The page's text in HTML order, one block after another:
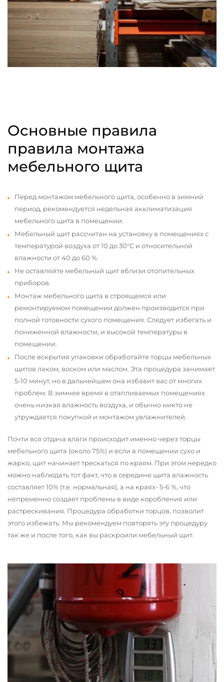
Основные правила
правила монтажа
мебельного щита
Перед монтажом мебельного щита, особенно в зимний
период, рекомендуется недельная акклиматизация
мебельного щита в помещении.
Мебельный щит рассчитан на установку в помещениях с
температурой воздуха от 10 до 30°С и относительной
влажности от 40 до 60 %.
Не оставляйте мебельный щит вблизи отопительных
приборов.
Монтаж мебельного щита в строящемся или
ремонтируемом помещении должен производится при
полной готовности сухого помещения. Следует избегать и
пониженной влажности, и высокой температуры в
помещении.
После вскрытия упаковки обработайте торцы мебельных
щитов лаком, воском или маслом. Эта процедура занимает
5-10 минут, но в дальнейшем она избавит вас от многих
проблем. В зимнее время в отапливаемых помещениях
очень низкая влажность воздуха, и обычно никто не
утруждается покупкой и монтажом увлажнителей.
Почти вся отдача влаги происходит именно через торцы
мебельного щита (около 75%) и если в помещении сухо и
жарко, щит начинает трескаться по краям. При этом нередко
можно наблюдать тот факт, что в середине щита влажность
составляет 10% (т.е. нормальная), а на краях- 5-6 %, что
непременно создает проблемы в виде коробления или
растрескивания. Процедура обработки торцов, позволит
этого избежать. Мы рекомендуем повторять эту процедуру
так же и после того, как вы раскроили мебельный щит.